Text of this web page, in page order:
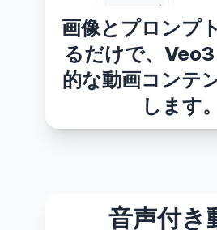
画像とプロンプ
るだけで、
的な動画コンテ
します。
音声付き